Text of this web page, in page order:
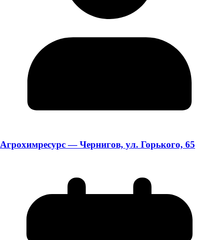
Агрохимресурс — Чернигов, ул. Горького, 65